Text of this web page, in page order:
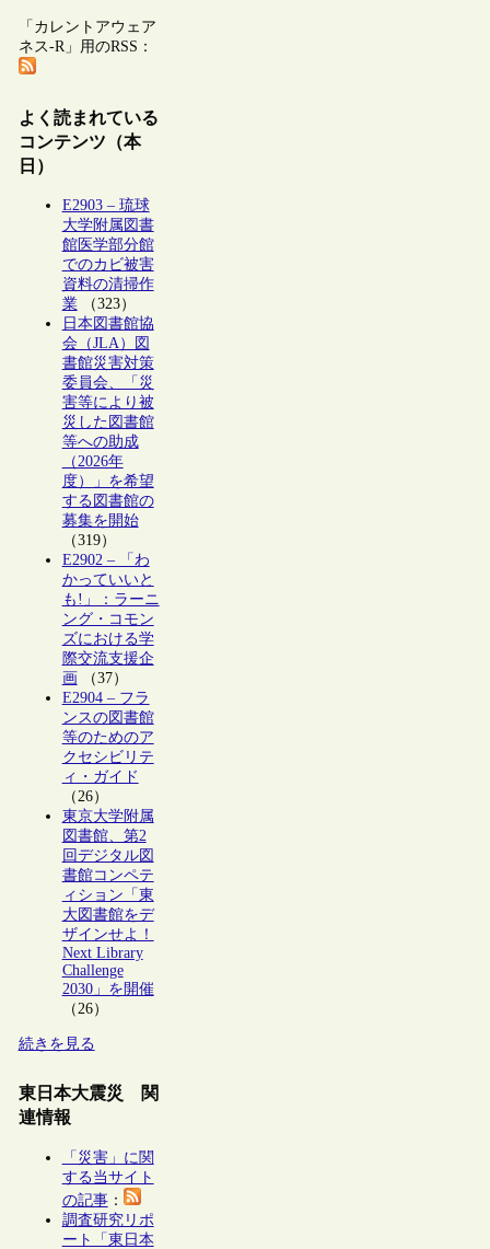
「カレントアウェア
ネス-R」用のRSS：
よく読まれている
コンテンツ（本
日）
E2903 – 琉球
大学附属図書
館医学部分館
でのカビ被害
資料の清掃作
業（323）
日本図書館協
会（JLA）図
書館災害対策
委員会、「災
害等により被
災した図書館
等への助成
（2026年
度）」を希望
する図書館の
募集を開始
（319）
E2902 – 「わ
かっていいと
も!」：ラーニ
ング・コモン
ズにおける学
際交流支援企
画 （37）
E2904 – フラ
ンスの図書館
等のためのア
クセシビリテ
ィ・ガイド
（26）
東京大学附属
図書館、第2
回デジタル図
書館コンペテ
ィション「東
大図書館をデ
ザインせよ！
Next Library
Challenge
2030」を開催
（26）
続きを見る
東日本大震災 関
連情報
「災害」に関
する当サイト
の記事：
調査研究リポ
ート「東日本